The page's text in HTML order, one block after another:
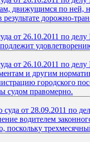
движущимся по ней,
дорожно-
от 26.10.2011 по
от 26.10.2011 по
и другим
городского
судом правомерно.
от 28.09.2011 по
водителем
поскольку